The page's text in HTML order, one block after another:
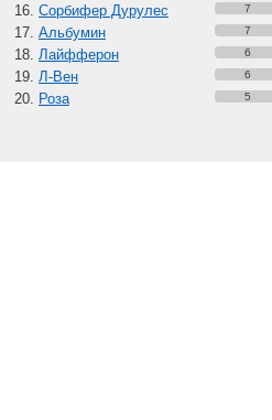
Сорбифер Дурулес 7
Альбумин 7
Лайфферон 6
Л-Вен 6
Роза 5